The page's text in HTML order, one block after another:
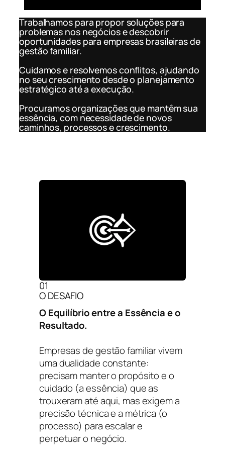
Trabalhamos para propor soluções para
problemas nos negócios e descobrir
oportunidades para empresas brasileiras de
gestão familiar.
Cuidamos e resolvemos conflitos, ajudando
no seu crescimento desde o planejamento
estratégico até a execução.
Procuramos organizações que mantêm sua
essência, com necessidade de novos
caminhos, processos e crescimento.
01
O DESAFIO
O Equilíbrio entre a Essência e o
Resultado.
Empresas de gestão familiar vivem
uma dualidade constante:
precisam manter o propósito e o
cuidado (a essência) que as
trouxeram até aqui, mas exigem a
precisão técnica e a métrica (o
processo) para escalar e
perpetuar o negócio.